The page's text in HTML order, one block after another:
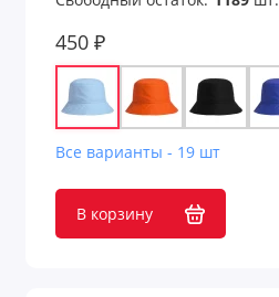
450 ₽
Все варианты - 19 шт
В корзину